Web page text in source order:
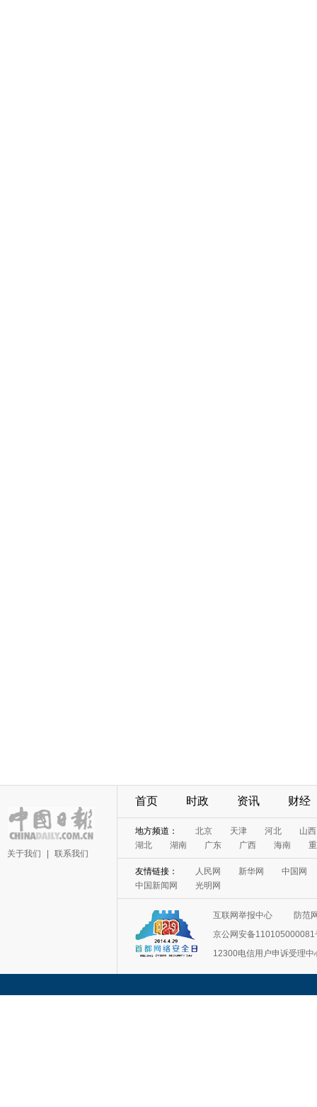
关于我们 联系我们
首页 时政 资讯 财经
地方频道： 北京 天津 河北
山西
湖北
湖南 广东 广西 海南
友情链接： 人民网 新华网
中国网
中国新闻网
光明网
互联网举报中心
防范
京公网安备110105000081
12300电信用户申诉受理中